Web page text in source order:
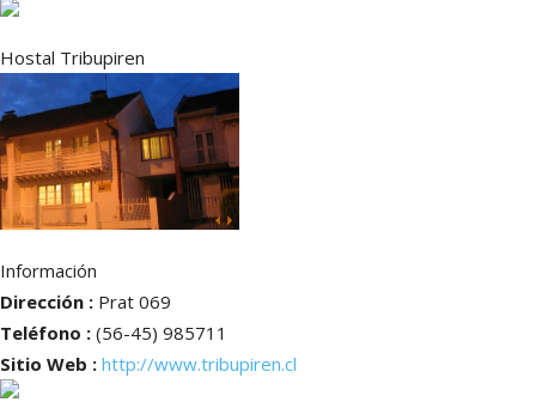
Hostal Tribupiren
Información
Dirección : Prat 069
Teléfono : (56-45) 985711
Sitio Web : http://www.tribupiren.cl